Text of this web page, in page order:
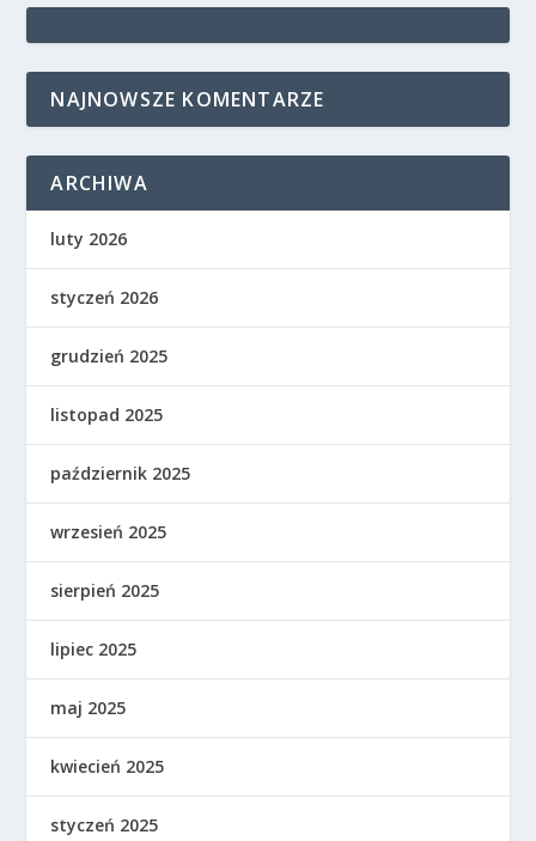
NAJNOWSZE KOMENTARZE
ARCHIWA
luty 2026
styczeń 2026
grudzień 2025
listopad 2025
październik 2025
wrzesień 2025
sierpień 2025
lipiec 2025
maj 2025
kwiecień 2025
styczeń 2025